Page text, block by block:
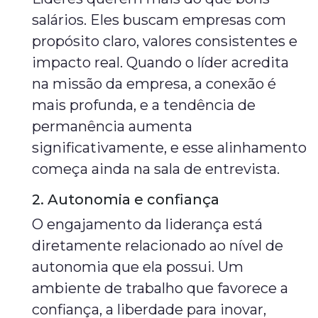
salários. Eles buscam empresas com
propósito claro, valores consistentes e
impacto real. Quando o líder acredita
na missão da empresa, a conexão é
mais profunda, e a tendência de
permanência aumenta
significativamente, e esse alinhamento
começa ainda na sala de entrevista.
2. Autonomia e confiança
O engajamento da liderança está
diretamente relacionado ao nível de
autonomia que ela possui. Um
ambiente de trabalho que favorece a
confiança, a liberdade para inovar,